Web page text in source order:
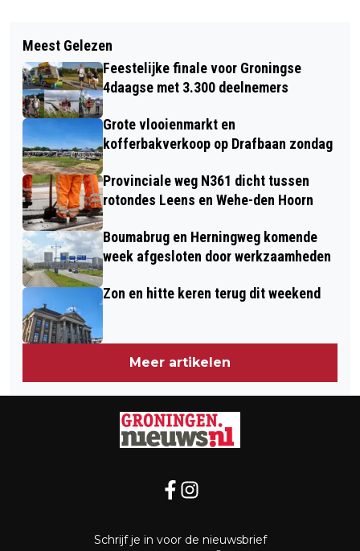
MEERDERHEID VAN DE INWONERS
VAN GRONINGEN DRINKT NOG STEEDS
ONGEZOND VEEL
FC GRONINGEN ONTBINDT CONTRACT
MET SPITS VAN VEEN
Meest Gelezen
Feestelijke finale voor Groningse
4daagse met 3.300 deelnemers
Grote vlooienmarkt en
kofferbakverkoop op Drafbaan zondag
Provinciale weg N361 dicht tussen
rotondes Leens en Wehe-den Hoorn
Boumabrug en Herningweg komende
week afgesloten door werkzaamheden
Zon en hitte keren terug dit weekend
Meer artikelen
Schrijf je in voor de nieuwsbrief